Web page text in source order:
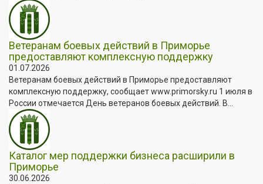
Ветеранам боевых действий в Приморье
предоставляют комплексную поддержку
01.07.2026
Ветеранам боевых действий в Приморье предоставляют
комплексную поддержку, сообщает www.primorsky.ru 1 июля в
России отмечается День ветеранов боевых действий. В...
Каталог мер поддержки бизнеса расширили в
Приморье
30.06.2026